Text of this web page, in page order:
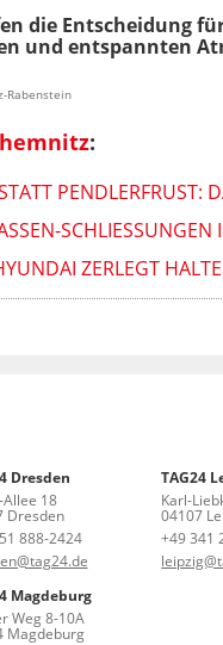
die Entscheidung
und entspannten
Rabenstein
:
PENDLERFRUST:
SCHLIESSUNGEN
ZERLEGT
Dresden
18
Dresden
888-2424
TAG24
Karl-
04107
+49 341
Magdeburg
Weg 8-10A
Magdeburg